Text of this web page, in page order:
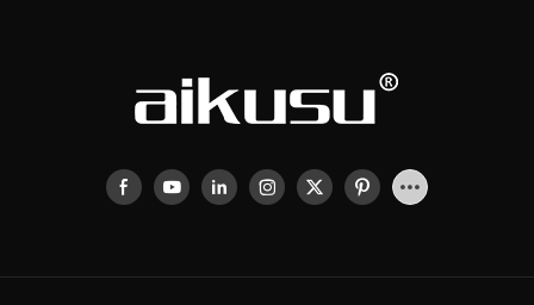
защитой от падений 3M.